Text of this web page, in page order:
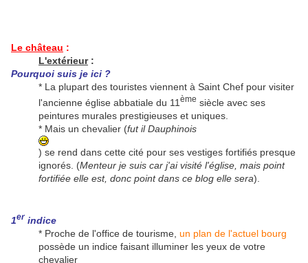
Le château :
L'extérieur:
Pourquoi suis je ici ?
* La plupart des touristes viennent à Saint Chef pour visiter
l'ancienne église abbatiale du 11 ème siècle avec ses
peintures murales prestigieuses et uniques.
* Mais un chevalier (fut il Dauphinois
) se rend dans cette cité pour ses vestiges fortifiés presque
ignorés. (Menteur je suis car j'ai visité l'église, mais point
fortifiée elle est, donc point dans ce blog elle sera).
1er indice
* Proche de l'office de tourisme, un plan de l'actuel bourg
possède un indice faisant illuminer les yeux de votre
chevalier